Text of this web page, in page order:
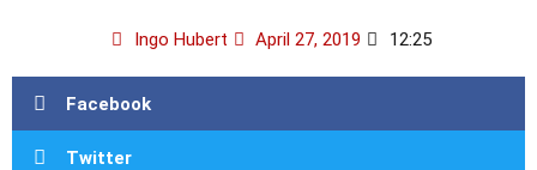
Ingo Hubert April 27, 2019 12:25
Facebook
Twitter